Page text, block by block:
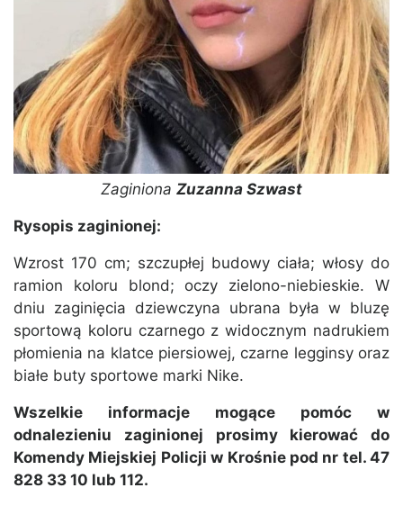
Zaginiona Zuzanna Szwast
Rysopis zaginionej:
Wzrost 170 cm; szczupłej budowy ciała; włosy do
ramion koloru blond; oczy zielono-niebieskie. W
dniu zaginięcia dziewczyna ubrana była w bluzę
sportową koloru czarnego z widocznym nadrukiem
płomienia na klatce piersiowej, czarne legginsy oraz
białe buty sportowe marki Nike.
Wszelkie informacje mogące pomóc w
odnalezieniu zaginionej prosimy kierować do
Komendy Miejskiej Policji w Krośnie pod nr tel. 47
828 33 10 lub 112.